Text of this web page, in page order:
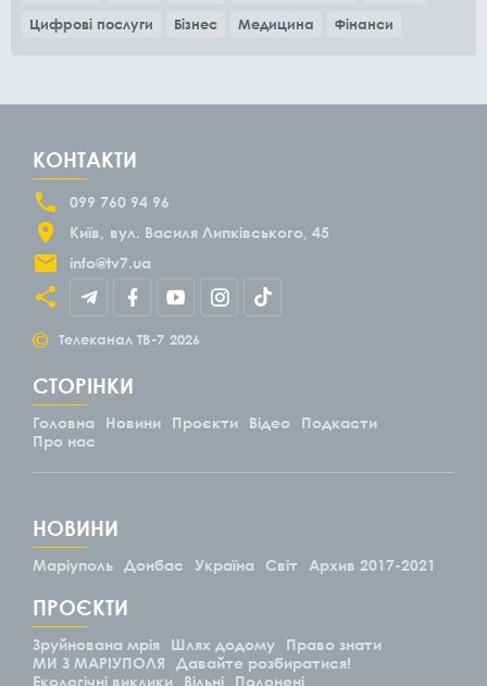
Цифрові послуги
Бізнес Медицина Фінанси
КОНТАКТИ
099 760 94 96
Київ
вул. Василя Липківського, 45
info@tv7.ua
© Телеканал ТВ-7 2026
СТОРІНКИ
Головна Новини Проєкти Відео
Подкасти
Про нас
НОВИНИ
Маріуполь Донбас Україна Світ Архив 2017-2021
ПРОЄКТИ
Зруйнована мрія Шлях додому
Право знати
МИ З МАРІУПОЛЯ
Давайте розбиратися!
Екологічні виклики
Вільні Полонені